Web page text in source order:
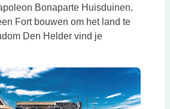
Bonaparte Huisduinen.
Fort bouwen om het land te
Den Helder vind je